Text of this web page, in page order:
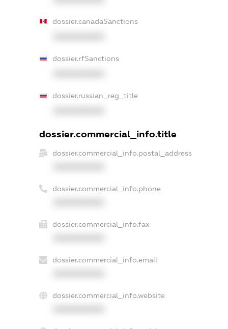
dossier.canadaSanctions
dossier.rfSanctions
dossier.russian_reg_title
dossier.commercial_info.title
dossier.commercial_info.postal_address
dossier.commercial_info.phone
dossier.commercial_info.fax
dossier.commercial_info.email
dossier.commercial_info.website